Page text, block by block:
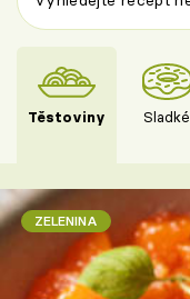
Těstoviny Sladké
ZELENINA